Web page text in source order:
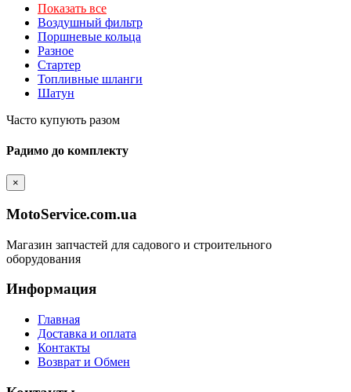
Показать все
Воздушный фильтр
Поршневые кольца
Разное
Стартер
Топливные шланги
Шатун
Часто купують разом
Радимо до комплекту
×
MotoService.com.ua
Магазин запчастей для садового и строительного
оборудования
Информация
Главная
Доставка и оплата
Контакты
Возврат и Обмен